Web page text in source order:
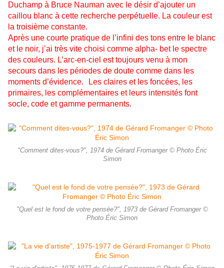
Duchamp à Bruce Nauman avec le désir d’ajouter un
caillou blanc à cette recherche perpétuelle. La couleur est
la troisième constante.
Après une courte pratique de l’infini des tons entre le blanc
et le noir, j’ai très vite choisi comme alpha- bet le spectre
des couleurs. L’arc-en-ciel est toujours venu à mon
secours dans les périodes de doute comme dans les
moments d’évidence. Les claires et les foncées, les
primaires, les complémentaires et leurs intensités font
socle, code et gamme permanents.
"Comment dites-vous?", 1974 de Gérard Fromanger © Photo Éric
Simon
"Quel est le fond de votre pensée?", 1973 de Gérard Fromanger ©
Photo Éric Simon